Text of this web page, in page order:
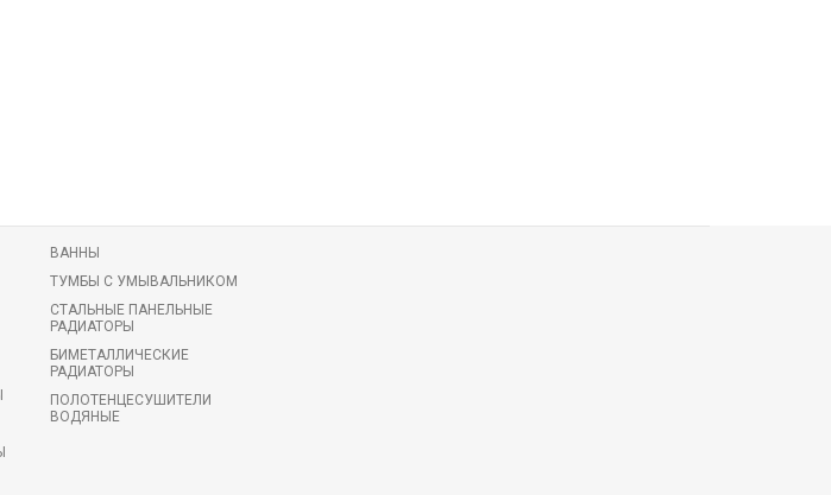
ВАННЫ
ТУМБЫ С УМЫВАЛЬНИКОМ
СТАЛЬНЫЕ ПАНЕЛЬНЫЕ
РАДИАТОРЫ
БИМЕТАЛЛИЧЕСКИЕ
РАДИАТОРЫ
ПОЛОТЕНЦЕСУШИТЕЛИ
ВОДЯНЫЕ